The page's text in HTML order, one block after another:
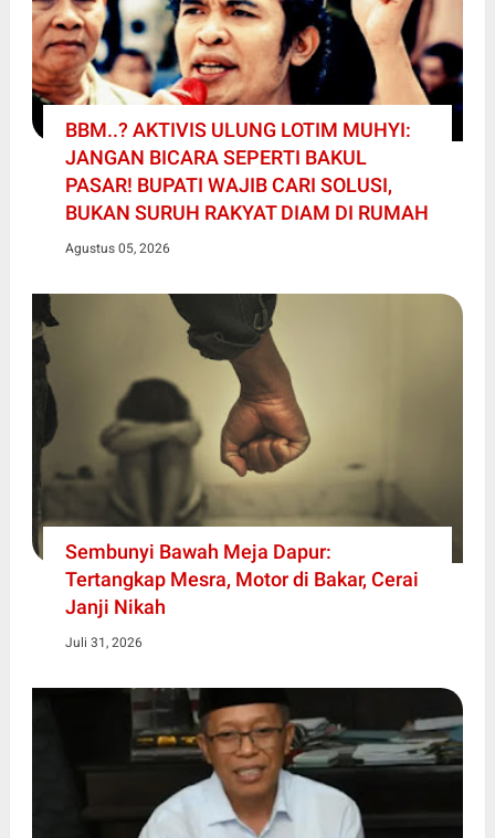
BBM..? AKTIVIS ULUNG LOTIM MUHYI:
JANGAN BICARA SEPERTI BAKUL
PASAR! BUPATI WAJIB CARI SOLUSI,
BUKAN SURUH RAKYAT DIAM DI RUMAH
Agustus 05, 2026
Sembunyi Bawah Meja Dapur:
Tertangkap Mesra, Motor di Bakar, Cerai
Janji Nikah
Juli 31, 2026